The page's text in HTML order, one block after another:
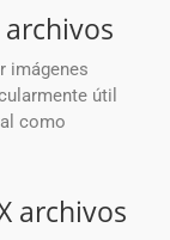
archivos
imágenes
útil
como
archivos